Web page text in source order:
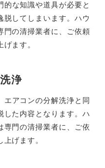
的な知識や道具が必要と
脱してしまいます。ハウ
門の清掃業者に、ご依頼
ます。
浄
エアコンの分解洗浄と同
した内容となります。ハ
専門の清掃業者に、ご依
げます。